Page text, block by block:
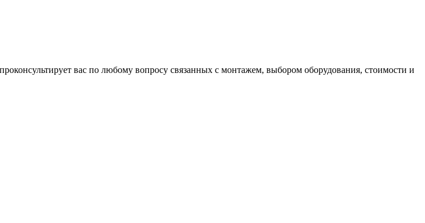
вас по любому вопросу связанных с монтажем, выбором оборудования, стоимости и